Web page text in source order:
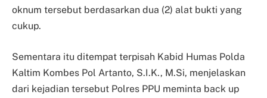
oknum tersebut berdasarkan dua (2) alat bukti yang
cukup.
Sementara itu ditempat terpisah Kabid Humas Polda
Kaltim Kombes Pol Artanto, S.I.K., M.Si, menjelaskan
dari kejadian tersebut Polres PPU meminta back up